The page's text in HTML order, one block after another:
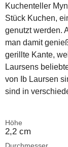
Kuchenteller
Stück Kuchen,
genutzt werden.
man damit
gerillte Kante,
Laursens
von Ib Laursen
sind in
Höhe
2,2 cm